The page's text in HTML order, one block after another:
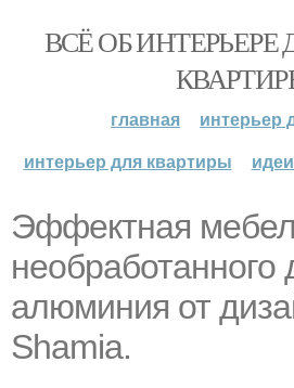
ВСЁ ОБ
главная
интерьер
интерьер для квартиры
Эффектная
необработанного
алюминия от
Shamia.